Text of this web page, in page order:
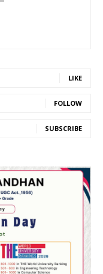
LIKE
FOLLOW
SUBSCRIBE